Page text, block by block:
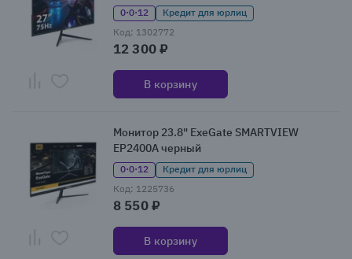
0·0·12
Кредит для юрлиц
Код: 1302772
12 300 ₽
В корзину
Монитор 23.8" ExeGate SMARTVIEW
EP2400A черный
0·0·12
Кредит для юрлиц
Код: 1225736
8 550 ₽
В корзину